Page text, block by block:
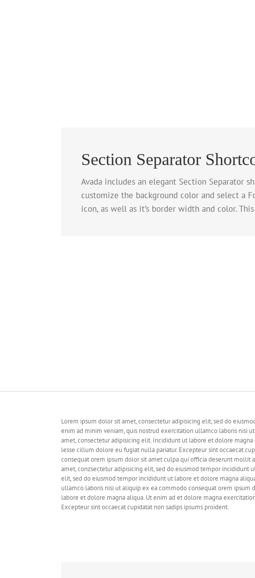
Section Separator
Avada includes an elegant Section Separator
customize the background color and select a
icon, as well as it’s border width and color.
Lorem ipsum dolor sit amet, consectetur adipisicing elit, sed do
enim ad minim veniam, quis nostrud exercitation ullamco laboris nisi
amet, consectetur adipisicing elit. Incididunt ut labore et dolore
lesse cillum dolore eu fugiat nulla pariatur. Excepteur sint occaecat
consequat orem ipsum dolor sit amet culpa qui officia deserunt mollit
amet, conzsectetur adipisicing elit, sed do eiusmod tempor incididunt
elit, sed do eiusmod tempor incididunt ut labore et dolore magna
ullamco laboris nisi ut aliquip ex ea commodo consequat orem
labore et dolore magna aliqua. Ut enim ad et dolore magna
Excepteur sint occaecat cupidatat non sadips ipsums proident.